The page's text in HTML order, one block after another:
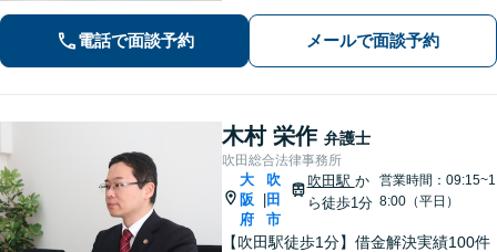
り。【弁護士歴10年以上】【当日、夜
間・休日相談可】
電話で面談予約 メールで面談予約
木村 栄作 弁護士
吹田総合法律事務所
大
阪
府
吹
田
市
吹田駅 か
ら徒歩1分
営業時間：09:15~1
8:00（平日）
【吹田駅徒歩1分】借金解決実績100件